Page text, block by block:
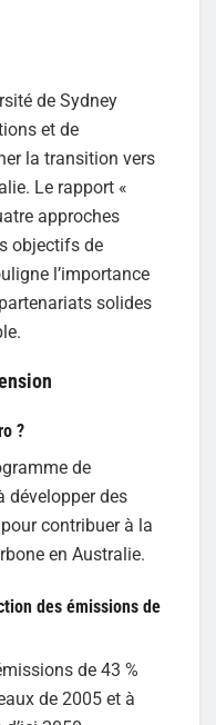
de Sydney
et de
la transition vers
Le rapport «
approches
objectifs de
l’importance
solides
?
de
développer des
contribuer à la
en Australie.
des émissions de
de 43 %
de 2005 et à